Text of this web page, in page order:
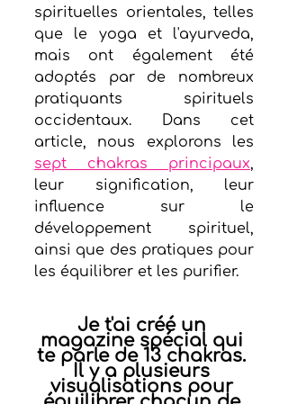
spirituelles orientales, telles
que le yoga et l'ayurveda,
mais ont également été
adoptés par de nombreux
pratiquants spirituels
occidentaux. Dans cet
sept chakras principaux,
leur signification, leur
influence sur le
développement spirituel,
ainsi que des pratiques pour
les équilibrer et les purifier.
Je t'ai créé un
magazine spécial qui
te parle de 13 chakras.
Il y a plusieurs
visualisations pour